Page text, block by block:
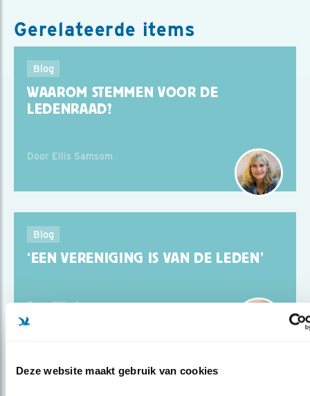
Deze website maakt gebruik van cookies
Gerelateerde items
Blog
WAAROM STEMMEN VOOR DE
LEDENRAAD?
Door Ellis Samsom
Blog
‘EEN VERENIGING IS VAN DE LEDEN’
Door Ellis Samsom